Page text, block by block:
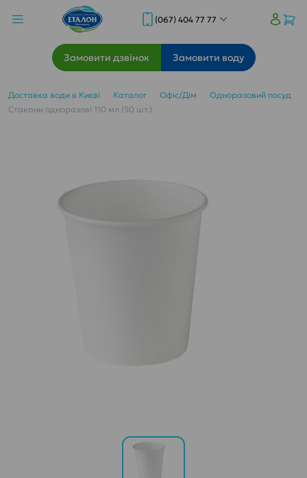
(067) 404 77 77
Замовити дзвінок Замовити воду
Доставка води в Києві Каталог Офіс/Дім
Одноразовий посуд
Стакани одноразові 110 мл (50 шт.)